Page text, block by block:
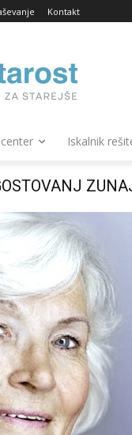
Kontakt
Iskalnik
ŠČITI